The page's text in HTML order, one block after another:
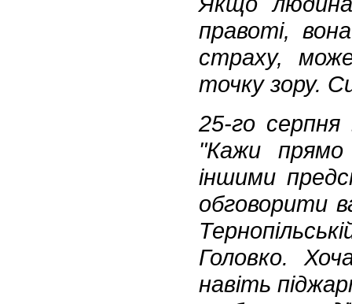
правоті,
страху,
точку зору.
25-го серпня
"Кажи
іншими
обговорити
Головко.
навіть